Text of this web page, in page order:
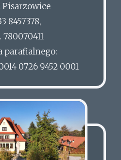
Pisarzowice
8457378,
parafialnego:
0726 9452 0001